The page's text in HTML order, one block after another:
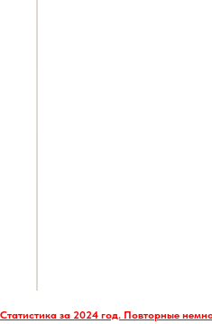
Статистика за 2024 год. Повторные